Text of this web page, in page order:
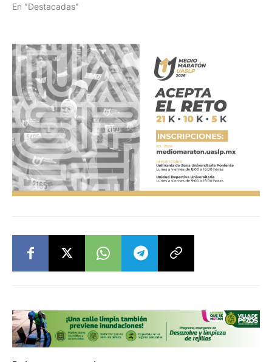
En "Destacadas"